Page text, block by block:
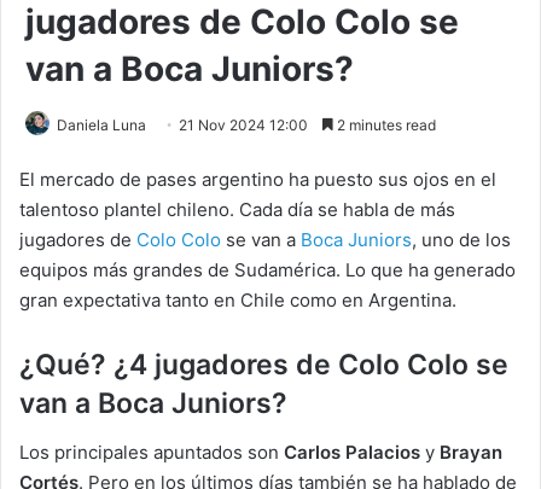
jugadores de Colo Colo se
van a Boca Juniors?
Daniela Luna 21 Nov 2024 12:00 2 minutes read
El mercado de pases argentino ha puesto sus ojos en el
talentoso plantel chileno. Cada día se habla de más
jugadores de Colo Colo se van a Boca Juniors, uno de los
equipos más grandes de Sudamérica. Lo que ha generado
gran expectativa tanto en Chile como en Argentina.
¿Qué? ¿4 jugadores de Colo Colo se
van a Boca Juniors?
Los principales apuntados son Carlos Palacios y Brayan
Cortés. Pero en los últimos días también se ha hablado de